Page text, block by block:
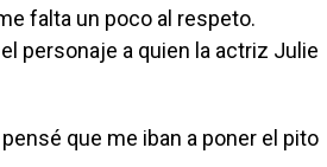
falta un poco al respeto.
personaje a quien la actriz Julie
que me iban a poner el pito